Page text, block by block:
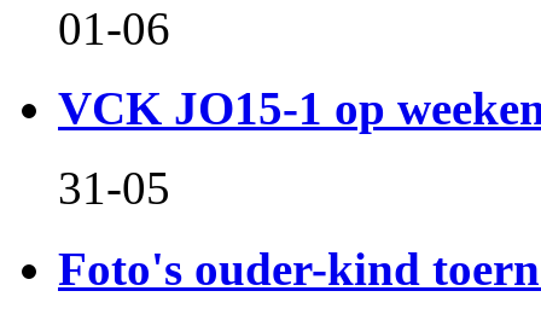
01-06
VCK JO15-1 op
31-05
Foto's ouder-kind